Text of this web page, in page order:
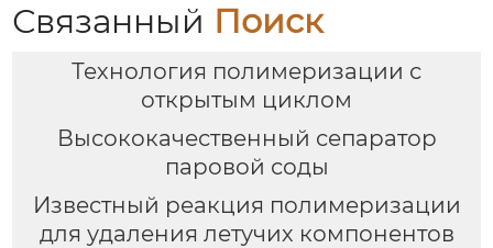
Связанный Поиск
Технология полимеризации с
открытым циклом
Высококачественный сепаратор
паровой соды
Известный реакция полимеризации
для удаления летучих компонентов